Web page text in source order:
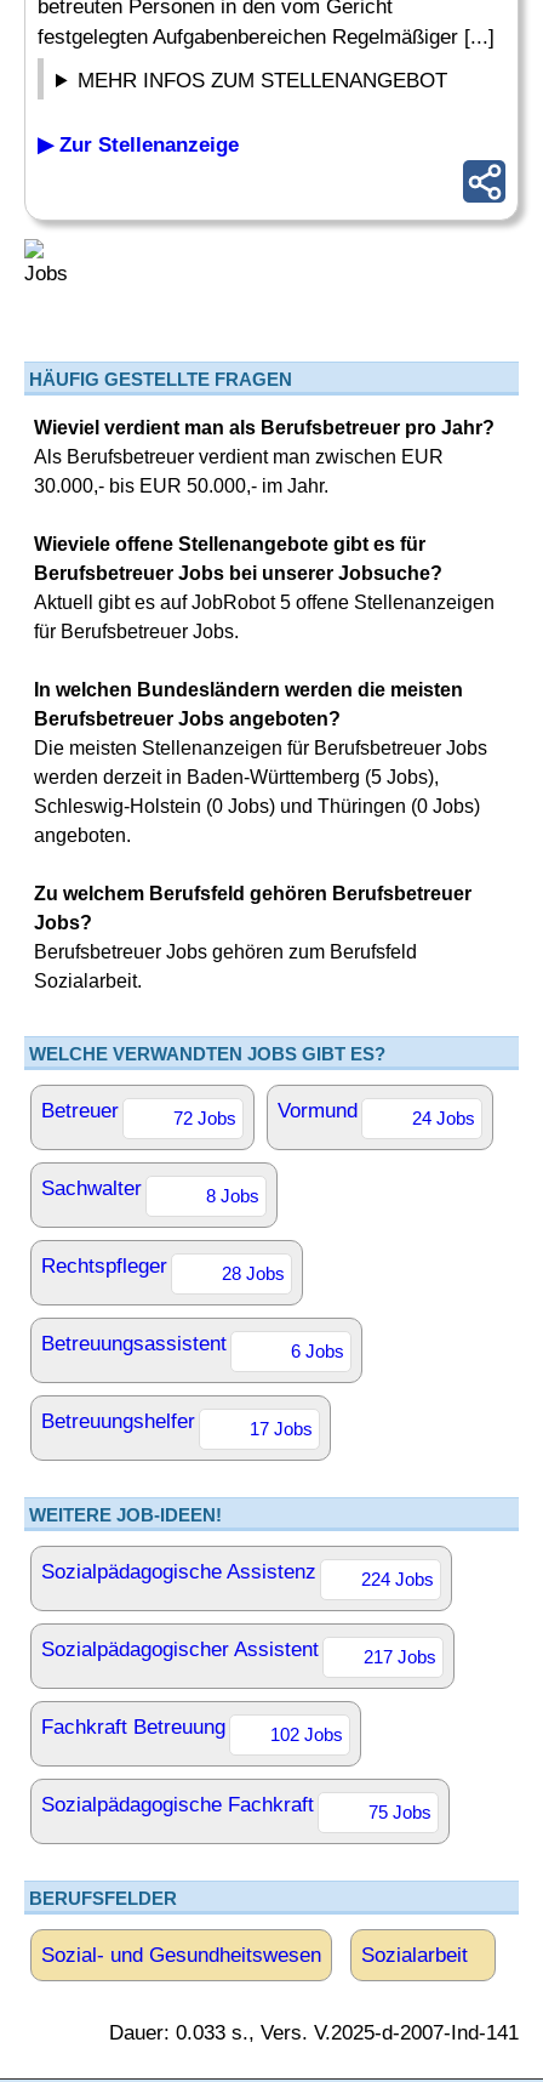
betreuten Personen in den vom Gericht
festgelegten Aufgabenbereichen Regelmäßiger [...]
MEHR INFOS ZUM STELLENANGEBOT
▶ Zur Stellenanzeige
HÄUFIG GESTELLTE FRAGEN
Wieviel verdient man als Berufsbetreuer pro Jahr?
Als Berufsbetreuer verdient man zwischen EUR
30.000,- bis EUR 50.000,- im Jahr.
Wieviele offene Stellenangebote gibt es für
Berufsbetreuer Jobs bei unserer Jobsuche?
Aktuell gibt es auf JobRobot 5 offene Stellenanzeigen
für Berufsbetreuer Jobs.
In welchen Bundesländern werden die meisten
Berufsbetreuer Jobs angeboten?
Die meisten Stellenanzeigen für Berufsbetreuer Jobs
werden derzeit in Baden-Württemberg (5 Jobs),
Schleswig-Holstein (0 Jobs) und Thüringen (0 Jobs)
angeboten.
Zu welchem Berufsfeld gehören Berufsbetreuer
Jobs?
Berufsbetreuer Jobs gehören zum Berufsfeld
Sozialarbeit.
WELCHE VERWANDTEN JOBS GIBT ES?
Betreuer 72 Jobs Vormund 24 Jobs
Sachwalter 8 Jobs
Rechtspfleger 28 Jobs
Betreuungsassistent 6 Jobs
Betreuungshelfer 17 Jobs
WEITERE JOB-IDEEN!
Sozialpädagogische Assistenz 224 Jobs
Sozialpädagogischer Assistent 217 Jobs
Fachkraft Betreuung 102 Jobs
Sozialpädagogische Fachkraft 75 Jobs
BERUFSFELDER
Sozial- und Gesundheitswesen Sozialarbeit
Dauer: 0.033 s., Vers. V.2025-d-2007-Ind-141